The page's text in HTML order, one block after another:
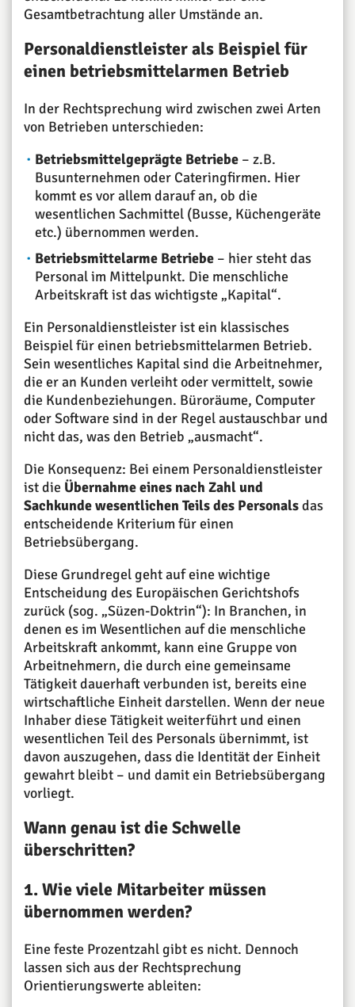
Gesamtbetrachtung aller Umstände an.
Personaldienstleister als Beispiel für
einen betriebsmittelarmen Betrieb
In der Rechtsprechung wird zwischen zwei Arten
von Betrieben unterschieden:
Betriebsmittelgeprägte Betriebe – z.B.
Busunternehmen oder Cateringfirmen. Hier
kommt es vor allem darauf an, ob die
wesentlichen Sachmittel (Busse, Küchengeräte
etc.) übernommen werden.
Betriebsmittelarme Betriebe – hier steht das
Personal im Mittelpunkt. Die menschliche
Arbeitskraft ist das wichtigste „Kapital“.
Ein Personaldienstleister ist ein klassisches
Beispiel für einen betriebsmittelarmen Betrieb.
Sein wesentliches Kapital sind die Arbeitnehmer,
die er an Kunden verleiht oder vermittelt, sowie
die Kundenbeziehungen. Büroräume, Computer
oder Software sind in der Regel austauschbar und
nicht das, was den Betrieb „ausmacht“.
Die Konsequenz: Bei einem Personaldienstleister
ist die Übernahme eines nach Zahl und
Sachkunde wesentlichen Teils des Personalsdas
entscheidende Kriterium für einen
Betriebsübergang.
Diese Grundregel geht auf eine wichtige
Entscheidung des Europäischen Gerichtshofs
zurück (sog. „Süzen-Doktrin“): In Branchen, in
denen es im Wesentlichen auf die menschliche
Arbeitskraft ankommt, kann eine Gruppe von
Arbeitnehmern, die durch eine gemeinsame
Tätigkeit dauerhaft verbunden ist, bereits eine
wirtschaftliche Einheit darstellen. Wenn der neue
Inhaber diese Tätigkeit weiterführt und einen
wesentlichen Teil des Personals übernimmt, ist
davon auszugehen, dass die Identität der Einheit
gewahrt bleibt – und damit ein Betriebsübergang
vorliegt.
Wann genau ist die Schwelle
überschritten?
1. Wie viele Mitarbeiter müssen
übernommen werden?
Eine feste Prozentzahl gibt es nicht. Dennoch
lassen sich aus der Rechtsprechung
Orientierungswerte ableiten: